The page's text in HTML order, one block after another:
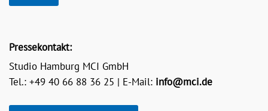
Pressekontakt:
Studio Hamburg MCI GmbH
Tel.: +49 40 66 88 36 25 | E-Mail: info@mci.de